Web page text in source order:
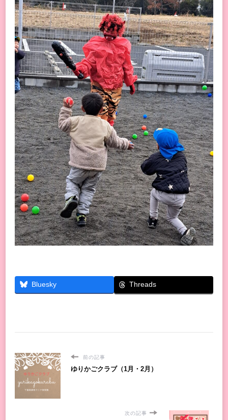
Bluesky Threads
前の記事
ゆりかごクラブ（1月・2月）
次の記事